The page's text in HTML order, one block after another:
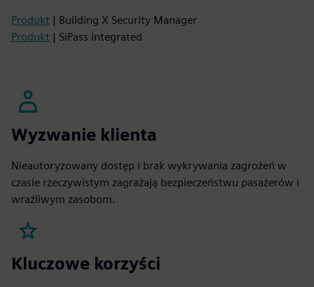
Produkt | Building X Security Manager
Produkt | SiPass integrated
Wyzwanie klienta
Nieautoryzowany dostęp i brak wykrywania zagrożeń w
czasie rzeczywistym zagrażają bezpieczeństwu pasażerów i
wrażliwym zasobom.
Kluczowe korzyści